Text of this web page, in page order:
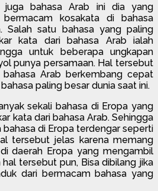
juga bahasa Arab ini dia yang
kosakata di bahasa
Salah satu bahasa yang paling
kata dari bahasa Arab ialah
untuk beberapa ungkapan
punya persamaan. Hal tersebut
Arab berkembang cepat
paling besar dunia saat ini.
sekali bahasa di Eropa yang
kata dari bahasa Arab. Sehingga
di Eropa terdengar seperti
tersebut jelas karena memang
daerah Eropa yang mengambil
tersebut pun, Bisa dibilang jika
dari bermacam bahasa yang